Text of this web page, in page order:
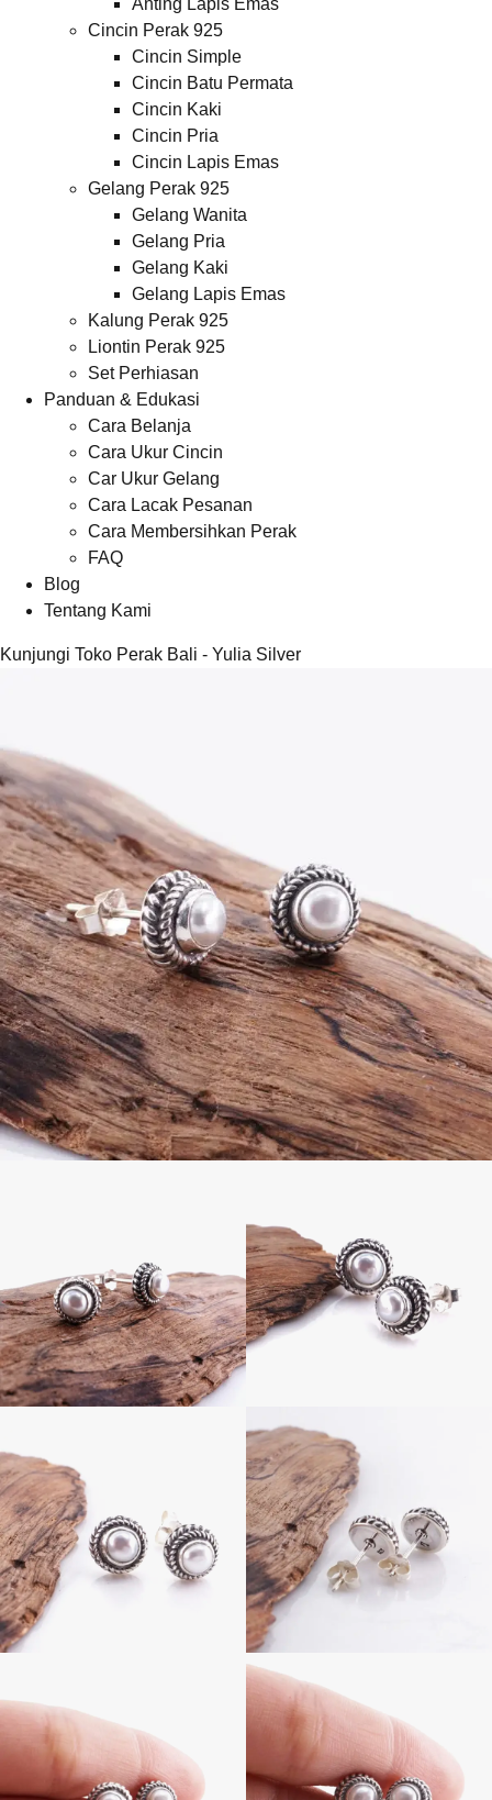
Anting Lapis Emas
Cincin Perak 925
Cincin Simple
Cincin Batu Permata
Cincin Kaki
Cincin Pria
Cincin Lapis Emas
Gelang Perak 925
Gelang Wanita
Gelang Pria
Gelang Kaki
Gelang Lapis Emas
Kalung Perak 925
Liontin Perak 925
Set Perhiasan
Panduan & Edukasi
Cara Belanja
Cara Ukur Cincin
Car Ukur Gelang
Cara Lacak Pesanan
Cara Membersihkan Perak
FAQ
Blog
Tentang Kami
Kunjungi Toko Perak Bali - Yulia Silver